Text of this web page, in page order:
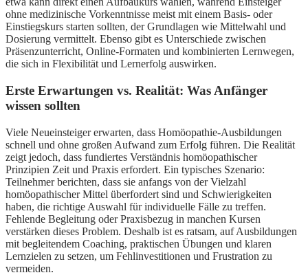
ohne medizinische Vorkenntnisse meist mit einem Basis- oder
Einstiegskurs starten sollten, der Grundlagen wie Mittelwahl und
Dosierung vermittelt. Ebenso gibt es Unterschiede zwischen
Präsenzunterricht, Online-Formaten und kombinierten Lernwegen,
die sich in Flexibilität und Lernerfolg auswirken.
Erste Erwartungen vs. Realität: Was Anfänger
wissen sollten
Viele Neueinsteiger erwarten, dass Homöopathie-Ausbildungen
schnell und ohne großen Aufwand zum Erfolg führen. Die Realität
zeigt jedoch, dass fundiertes Verständnis homöopathischer
Prinzipien Zeit und Praxis erfordert. Ein typisches Szenario:
Teilnehmer berichten, dass sie anfangs von der Vielzahl
homöopathischer Mittel überfordert sind und Schwierigkeiten
haben, die richtige Auswahl für individuelle Fälle zu treffen.
Fehlende Begleitung oder Praxisbezug in manchen Kursen
verstärken dieses Problem. Deshalb ist es ratsam, auf Ausbildungen
mit begleitendem Coaching, praktischen Übungen und klaren
Lernzielen zu setzen, um Fehlinvestitionen und Frustration zu
vermeiden.